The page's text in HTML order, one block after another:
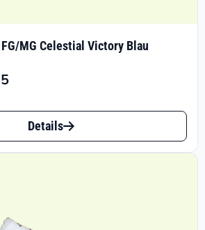
MG Celestial Victory Blau
Details